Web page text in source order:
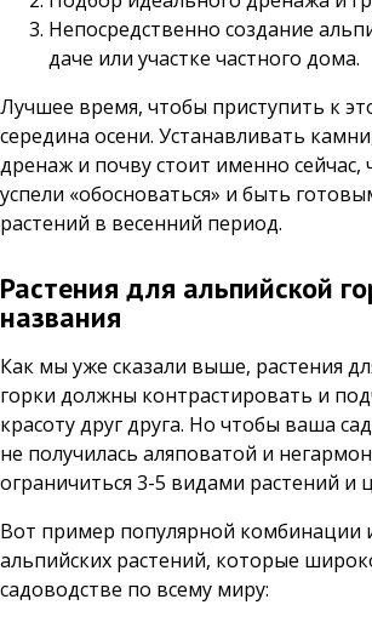
Непосредственно создание
даче или участке частного дома.
Лучшее время, чтобы приступить к
середина осени. Устанавливать
дренаж и почву стоит именно сейчас,
успели «обосноваться» и быть
растений в весенний период.
Растения для альпийской
названия
Как мы уже сказали выше, растения
горки должны контрастировать и
красоту друг друга. Но чтобы ваша
не получилась аляповатой и
ограничиться 3-5 видами растений и
Вот пример популярной комбинации
альпийских растений, которые
садоводстве по всему миру: